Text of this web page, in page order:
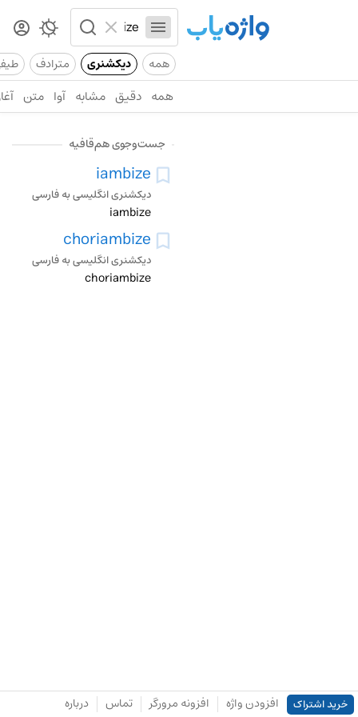
همه دیکشنری مترادف
همه دقیق مشابه آوا متن
جست‌وجوی هم‌قافیه
iambize
دیکشنری انگلیسی به فارسی
iambize
choriambize
دیکشنری انگلیسی به فارسی
choriambize
خرید اشتراک افزودن واژه افزونه مرورگر تماس درباره